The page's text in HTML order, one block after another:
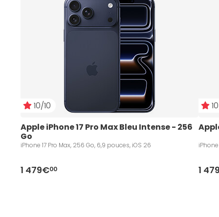
10/10
Apple iPhone 17 Pro Max Bleu Intense - 256
Go
iPhone 17 Pro Max, 256 Go, 6,9 pouces, iOS 26
1 479€00 1